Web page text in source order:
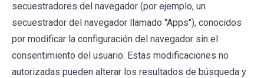
secuestradores del navegador (por ejemplo, un
secuestrador del navegador llamado "Apps"), conocidos
por modificar la configuración del navegador sin el
consentimiento del usuario. Estas modificaciones no
autorizadas pueden alterar los resultados de búsqueda y